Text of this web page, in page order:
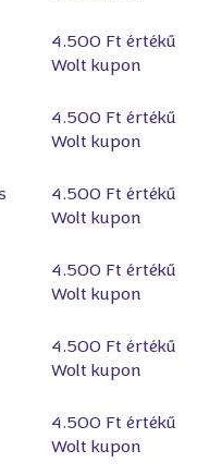
4.500 Ft értékű
Wolt kupon
4.500 Ft értékű
Wolt kupon
4.500 Ft értékű
Wolt kupon
4.500 Ft értékű
Wolt kupon
4.500 Ft értékű
Wolt kupon
4.500 Ft értékű
Wolt kupon